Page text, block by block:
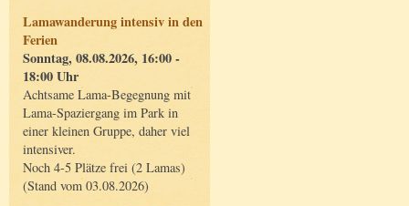
Lamawanderung intensiv in den
Ferien
Sonntag, 08.08.2026, 16:00 -
18:00 Uhr
Achtsame Lama-Begegnung mit
Lama-Spaziergang im Park in
einer kleinen Gruppe, daher viel
intensiver.
Noch 4-5 Plätze frei (2 Lamas)
(Stand vom 03.08.2026)